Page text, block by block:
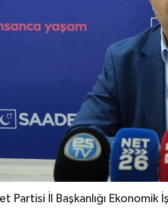
Partisi İl Başkanlığı Ekonomik